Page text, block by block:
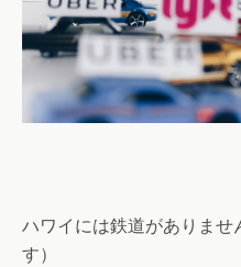
ハワイには鉄道がありませ
す）